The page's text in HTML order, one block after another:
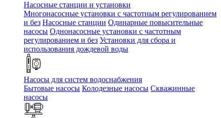
Насосные станции и установки
Многонасосные установки с частотным регулированием
и без Насосные станции Одинарные повысительные
насосы Однонасосные установки с частотным
регулированием и без Установки для сбора и
использования дождевой воды
Насосы для систем водоснабжения
Бытовые насосы Колодезные насосы Скважинные
насосы